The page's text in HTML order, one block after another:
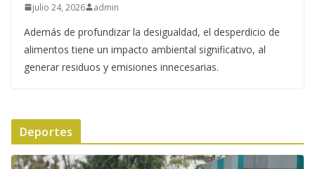
julio 24, 2026 admin
Además de profundizar la desigualdad, el desperdicio de
alimentos tiene un impacto ambiental significativo, al
generar residuos y emisiones innecesarias.
Deportes